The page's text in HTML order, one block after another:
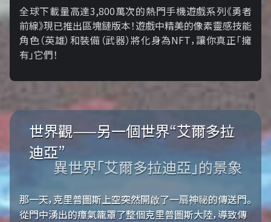
全球下載量高達3,800萬次的熱門手機遊戲系列《勇者
前線》現已推出區塊鏈版本！遊戲中精美的像素靈感技能
角色（英雄）和裝備（武器）將化身為NFT，讓你真正「擁​​
有」它們！
世界觀——另一個世界“艾爾多拉
迪亞”
異世界「艾爾多拉迪亞」的景象
那一天，克里普圖斯上空突然開啟了一扇神祕的傳送門。
從門中湧出的瘴氣籠罩了整個克里普圖斯大陸，導致傳